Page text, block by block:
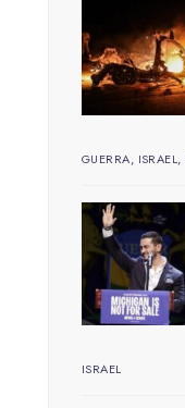
GUERRA, ISRAEL,
ISRAEL